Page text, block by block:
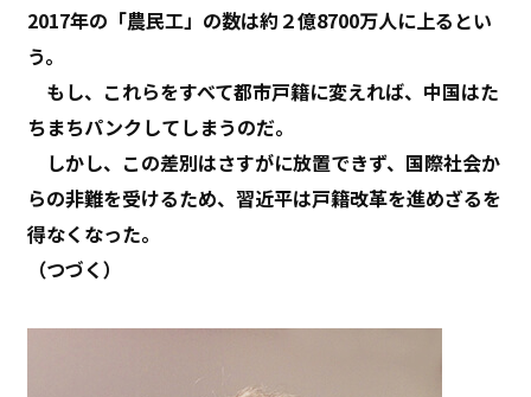
2017年の「農民工」の数は約２億8700万人に上るとい
う。
もし、これらをすべて都市戸籍に変えれば、中国はた
ちまちパンクしてしまうのだ。
しかし、この差別はさすがに放置できず、国際社会か
らの非難を受けるため、習近平は戸籍改革を進めざるを
得なくなった。
（つづく）